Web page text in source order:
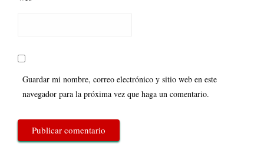
Guardar mi nombre, correo electrónico y sitio web en este
navegador para la próxima vez que haga un comentario.